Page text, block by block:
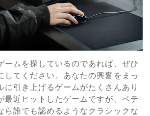
ームを探しているのであれば、ぜひ
してください。あなたの興奮をまっ
に引き上げるゲームがたくさんあり
最近ヒットしたゲームですが、ベテ
ら誰でも認めるようなクラシックな